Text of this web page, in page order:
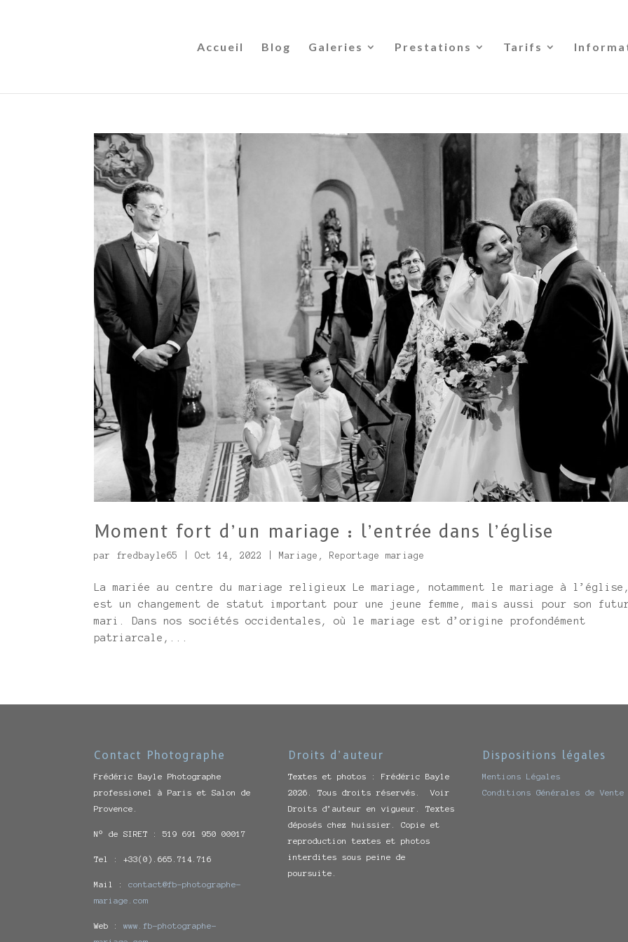
Accueil Blog Galeries Prestations Tarifs
Moment fort d’un mariage : l’entrée dans l’église
par fredbayle65 |Oct 14, 2022 Mariage , Reportage mariage
La mariée au centre du mariage religieux Le mariage, notamment le mariage à
est un changement de statut important pour une jeune femme, mais aussi pour son
mari. Dans nos sociétés occidentales, où le mariage est d’origine profondément
patriarcale,...
Contact Photographe
Frédéric Bayle Photographe
professionel à Paris et Salon de
Provence.
N° de SIRET : 519 691 950 00017
Tel : +33(0).665.714.716
Mail :contact@fb-photographe-
mariage.com
Web :www.fb-photographe-
Droits d’auteur
Textes et photos : Frédéric Bayle
2026. Tous droits réservés. Voir
Droits d’auteur en vigueur. Textes
déposés chez huissier. Copie et
reproduction textes et photos
interdites sous peine de
poursuite.
Dispositions légales
Mentions Légales
Conditions Générales de Vente